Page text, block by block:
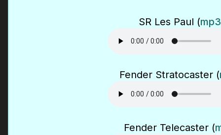
SR Les Paul (mp3
Fender Stratocaster (
Fender Telecaster (